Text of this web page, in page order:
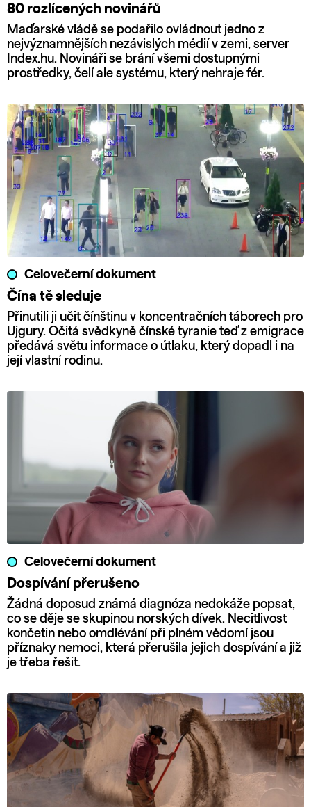
80 rozlícených novinářů
Maďarské vládě se podařilo ovládnout jedno z
nejvýznamnějších nezávislých médií v zemi, server
Index.hu. Novináři se brání všemi dostupnými
prostředky, čelí ale systému, který nehraje fér.
Celovečerní dokument
Čína tě sleduje
Přinutili ji učit čínštinu v koncentračních táborech pro
Ujgury. Očitá svědkyně čínské tyranie teď z emigrace
předává světu informace o útlaku, který dopadl i na
její vlastní rodinu.
Celovečerní dokument
Dospívání přerušeno
Žádná doposud známá diagnóza nedokáže popsat,
co se děje se skupinou norských dívek. Necitlivost
končetin nebo omdlévání při plném vědomí jsou
příznaky nemoci, která přerušila jejich dospívání a již
je třeba řešit.